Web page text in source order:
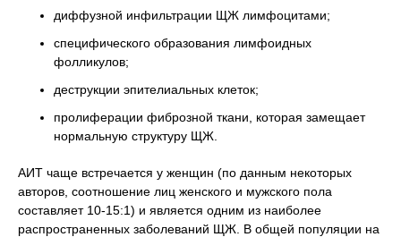
диффузной инфильтрации ЩЖ лимфоцитами;
специфического образования лимфоидных
фолликулов;
деструкции эпителиальных клеток;
пролиферации фиброзной ткани, которая замещает
нормальную структуру ЩЖ.
АИТ чаще встречается у женщин (по данным некоторых
авторов, соотношение лиц женского и мужского пола
составляет 10-15:1) и является одним из наиболее
распространенных заболеваний ЩЖ. В общей популяции на